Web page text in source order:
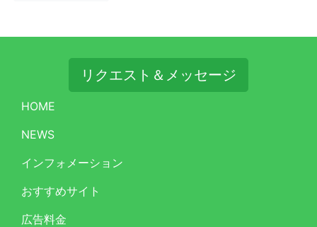
リクエスト＆メッセージ
HOME
NEWS
インフォメーション
おすすめサイト
広告料金